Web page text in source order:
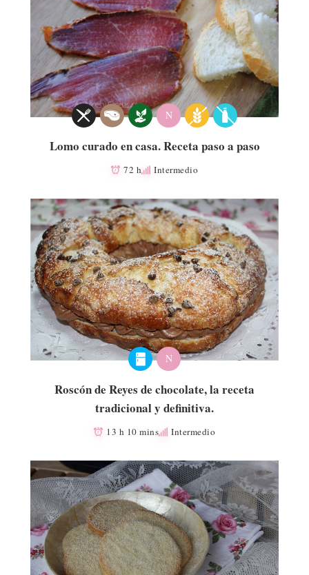
N
Lomo curado en casa. Receta paso a paso
72 h Intermedio
N
Roscón de Reyes de chocolate, la receta
tradicional y definitiva.
13 h 10 mins Intermedio